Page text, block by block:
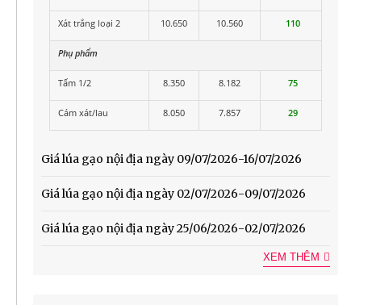
Xát trắng loại 2 10.650 10.560 110
Phụ phẩm
Tấm 1/2 8.350 8.182 75
Cám xát/lau 8.050 7.857 29
Giá lúa gạo nội địa ngày 09/07/2026-16/07/2026
Giá lúa gạo nội địa ngày 02/07/2026-09/07/2026
Giá lúa gạo nội địa ngày 25/06/2026-02/07/2026
XEM THÊM